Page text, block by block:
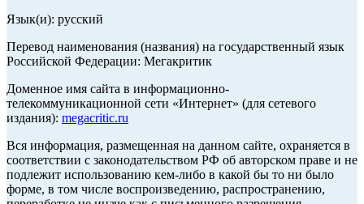
Язык(и): русский
Перевод наименования (названия) на государственный язык
Российской Федерации: Мегакритик
Доменное имя сайта в информационно-
телекоммуникационной сети «Интернет» (для сетевого
издания): megacritic.ru
Вся информация, размещенная на данном сайте, охраняется в
соответствии с законодательством РФ об авторском праве и не
подлежит использованию кем-либо в какой бы то ни было
форме, в том числе воспроизведению, распространению,